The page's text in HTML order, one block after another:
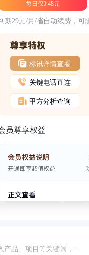
每日仅0.48元
期29元/月/省自动续费，可
标讯详情查看
关键电话直连
甲方分析查询
员尊享权益